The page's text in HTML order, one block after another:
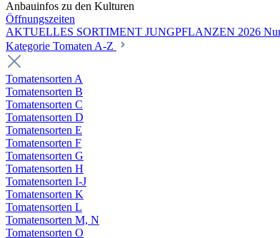
Anbauinfos zu den Kulturen
Öffnungszeiten
AKTUELLES SORTIMENT JUNGPFLANZEN 2026
Kategorie Tomaten A-Z
Tomatensorten A
Tomatensorten B
Tomatensorten C
Tomatensorten D
Tomatensorten E
Tomatensorten F
Tomatensorten G
Tomatensorten H
Tomatensorten I-J
Tomatensorten K
Tomatensorten L
Tomatensorten M, N
Tomatensorten O